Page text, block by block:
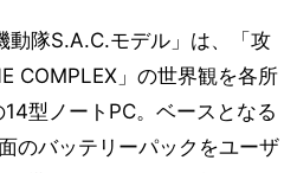
動隊S.A.C.モデル」は、「攻
COMPLEX」の世界観を各所
型ノートPC。ベースとなる
のバッテリーパックをユーザ